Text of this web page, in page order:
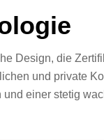
Design, die
und private
einer stetig